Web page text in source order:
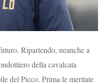
Ripartendo, neanche a
della cavalcata
del Picco. Prima le meritate